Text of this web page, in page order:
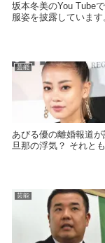
坂本冬美のYou Tube
服姿を披露しています
芸能
あびる優の離婚報道
旦那の浮気？ それとも
芸能